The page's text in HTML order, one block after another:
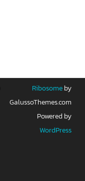
Ribosomeby
GalussoThemes.com
Powered by
WordPress